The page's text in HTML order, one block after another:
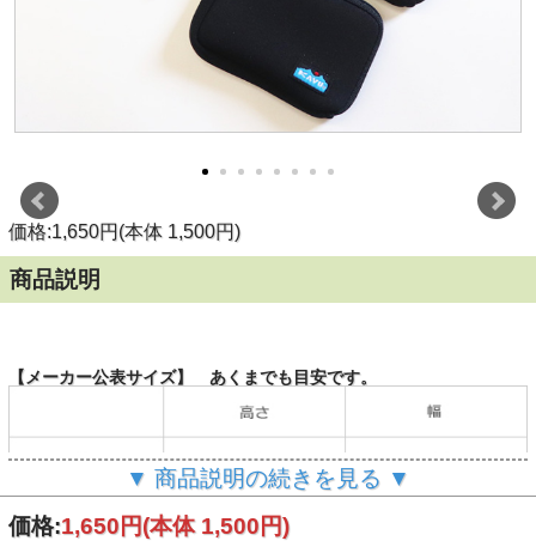
価格:1,650円(本体 1,500円)
商品説明
【メーカー公表サイズ】 あくまでも目安です。
（単位：cm）
▼ 商品説明の続きを見る ▼
価格:1,650円(本体 1,500円)